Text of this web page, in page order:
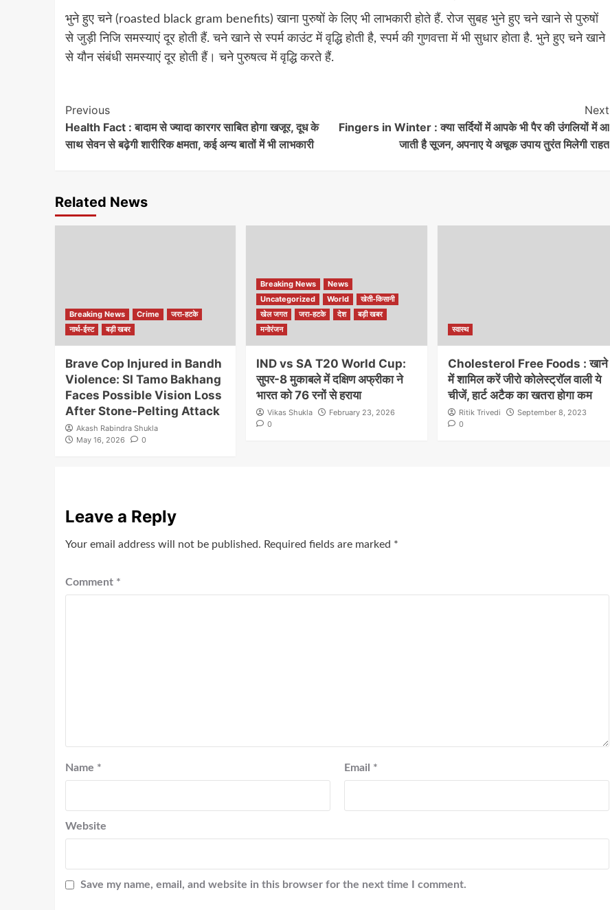
भुने हुए चने (roasted black gram benefits) खाना पुरुषों के लिए भी लाभकारी होते हैं. रोज सुबह भुने हुए चने खाने से पुरुषों
से जुड़ी निजि समस्याएं दूर होती हैं. चने खाने से स्पर्म काउंट में वृद्धि होती है, स्पर्म की गुणवत्ता में भी सुधार होता है. भुने हुए चने खाने
से यौन संबंधी समस्याएं दूर होती हैं। चने पुरुषत्व में वृद्धि करते हैं.
Continue
Reading
Previous
Health Fact : बादाम से ज्यादा कारगर साबित होगा खजूर, दूध के
साथ सेवन से बढ़ेगी शारीरिक क्षमता, कई अन्य बातों में भी लाभकारी
Next
Fingers in Winter : क्या सर्दियों में आपके भी पैर की उंगलियों में आ
जाती है सूजन, अपनाए ये अचूक उपाय तुरंत मिलेगी राहत
Related News
Breaking News Crime
जरा-हटके
नार्थ-ईस्ट
बड़ी खबर
Brave Cop Injured in Bandh
Violence: SI Tamo Bakhang
Faces Possible Vision Loss
After Stone-Pelting Attack
Akash Rabindra Shukla
May 16, 2026
0
Breaking News
News
Uncategorized
World
खेती-किसानी
खेल जगत
जरा-हटके देश
बड़ी खबर
मनोरंजन
IND vs SA T20 World Cup:
सुपर-8 मुकाबले में दक्षिण अफ्रीका ने
भारत को 76 रनों से हराया
Vikas Shukla
February 23, 2026
0
स्वास्थ
Cholesterol Free Foods : खाने
में शामिल करें जीरो कोलेस्ट्रॉल वाली ये
चीजें, हार्ट अटैक का खतरा होगा कम
Ritik Trivedi
September 8, 2023
0
Leave a Reply
Your email address will not be published. Required fields are marked *
Comment *
Name * Email *
Website
Save my name, email, and website in this browser for the next time I comment.